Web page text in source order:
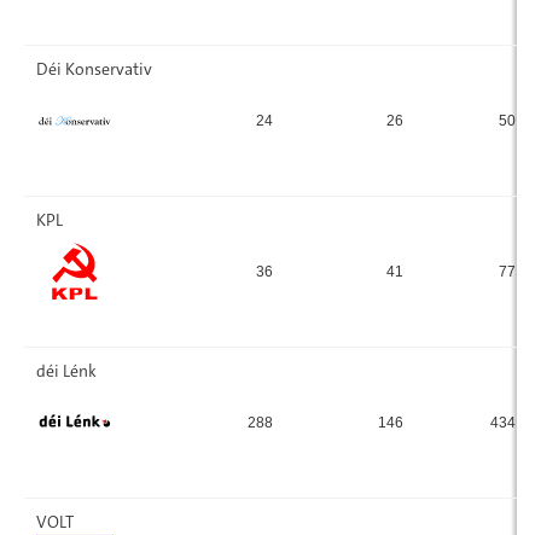
Déi Konservativ
24 26 50
KPL
36 41 77
déi Lénk
288 146 434
VOLT